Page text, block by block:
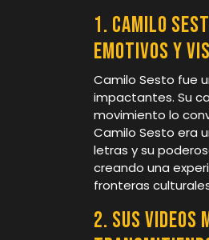
1. Camilo
emotivos y
Camilo Sesto fue
impactantes. Su
movimiento lo
Camilo Sesto era
letras y su
creando una
fronteras
2. Sus